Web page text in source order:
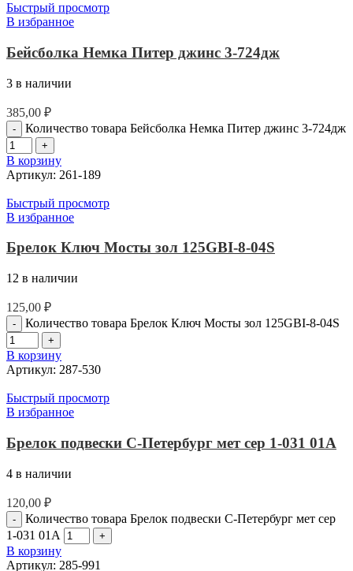
Быстрый просмотр
В избранное
Бейсболка Немка Питер джинс 3-724дж
3 в наличии
385,00 ₽
Количество товара Бейсболка Немка Питер джинс 3-724дж
В корзину
Артикул: 261-189
Быстрый просмотр
В избранное
Брелок Ключ Мосты зол 125GBI-8-04S
12 в наличии
125,00 ₽
Количество товара Брелок Ключ Мосты зол 125GBI-8-04S
В корзину
Артикул: 287-530
Быстрый просмотр
В избранное
Брелок подвески С-Петербург мет сер 1-031 01А
4 в наличии
120,00 ₽
Количество товара Брелок подвески С-Петербург мет сер
1-031 01А
В корзину
Артикул: 285-991